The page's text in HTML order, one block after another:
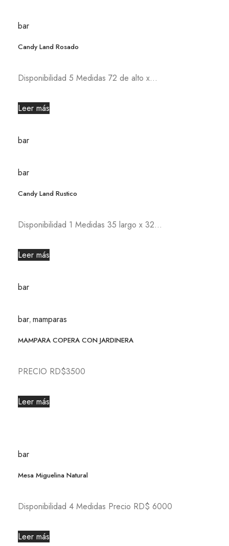
bar
Candy Land Rosado
Disponibilidad 5 Medidas 72 de alto x...
Leer más
bar
bar
Candy Land Rustico
Disponibilidad 1 Medidas 35 largo x 32...
Leer más
bar
bar, mamparas
MAMPARA COPERA CON JARDINERA
PRECIO RD$3500
Leer más
bar
Mesa Miguelina Natural
Disponibilidad 4 Medidas Precio RD$ 6000
Leer más